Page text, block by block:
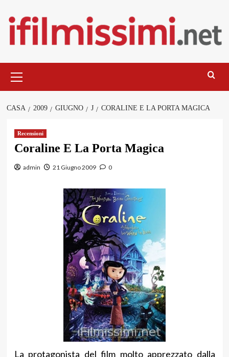
contenuto
principale
CASA 2009 GIUGNO J CORALINE E LA PORTA MAGICA
Recensioni
Coraline E La Porta Magica
admin 21 Giugno 2009 0
La protagonista del film molto apprezzato dalla